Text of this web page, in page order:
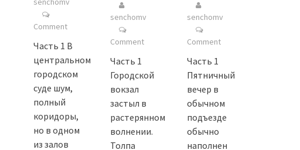
Comment
Часть 1 В
центральном
городском
суде шум,
полный
коридоры,
но в одном
из залов
senchomv
Comment
Часть 1
Городской
вокзал
застыл в
растерянном
волнении.
Толпа
senchomv
Comment
Часть 1
Пятничный
вечер в
обычном
подъезде
обычно
наполнен